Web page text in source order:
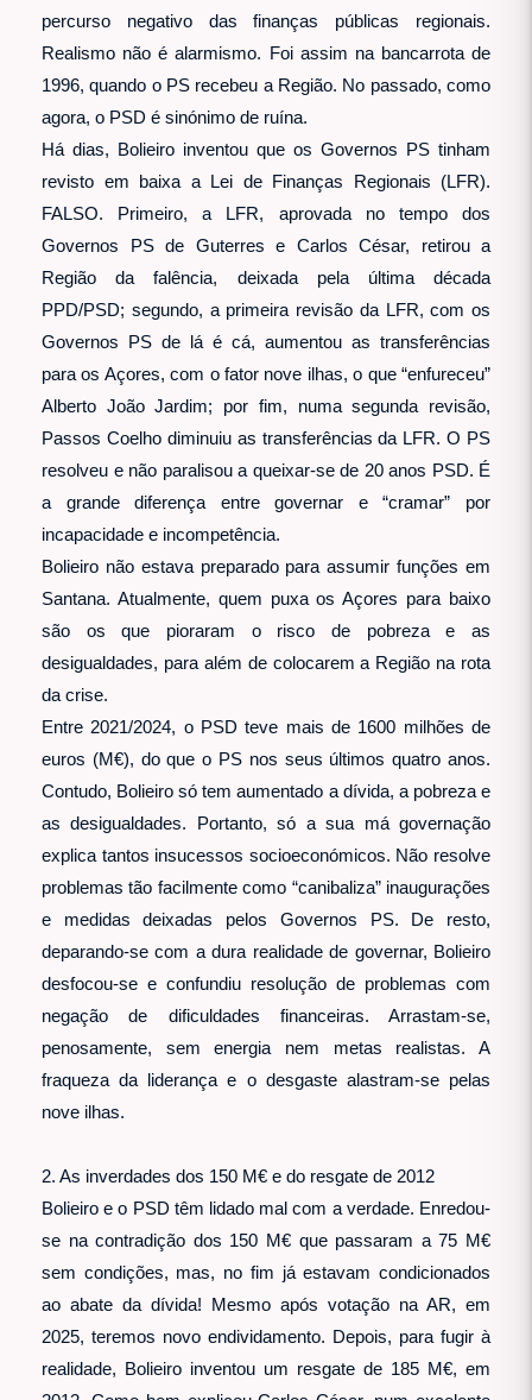
percurso negativo das finanças públicas regionais.
Realismo não é alarmismo. Foi assim na bancarrota de
1996, quando o PS recebeu a Região. No passado, como
agora, o PSD é sinónimo de ruína.
Há dias, Bolieiro inventou que os Governos PS tinham
revisto em baixa a Lei de Finanças Regionais (LFR).
FALSO. Primeiro, a LFR, aprovada no tempo dos
Governos PS de Guterres e Carlos César, retirou a
Região da falência, deixada pela última década
PPD/PSD; segundo, a primeira revisão da LFR, com os
Governos PS de lá é cá, aumentou as transferências
para os Açores, com o fator nove ilhas, o que “enfureceu”
Alberto João Jardim; por fim, numa segunda revisão,
Passos Coelho diminuiu as transferências da LFR. O PS
resolveu e não paralisou a queixar-se de 20 anos PSD. É
a grande diferença entre governar e “cramar” por
incapacidade e incompetência.
Bolieiro não estava preparado para assumir funções em
Santana. Atualmente, quem puxa os Açores para baixo
são os que pioraram o risco de pobreza e as
desigualdades, para além de colocarem a Região na rota
da crise.
Entre 2021/2024, o PSD teve mais de 1600 milhões de
euros (M€), do que o PS nos seus últimos quatro anos.
Contudo, Bolieiro só tem aumentado a dívida, a pobreza e
as desigualdades. Portanto, só a sua má governação
explica tantos insucessos socioeconómicos. Não resolve
problemas tão facilmente como “canibaliza” inaugurações
e medidas deixadas pelos Governos PS. De resto,
deparando-se com a dura realidade de governar, Bolieiro
desfocou-se e confundiu resolução de problemas com
negação de dificuldades financeiras. Arrastam-se,
penosamente, sem energia nem metas realistas. A
fraqueza da liderança e o desgaste alastram-se pelas
nove ilhas.
2. As inverdades dos 150 M€ e do resgate de 2012
Bolieiro e o PSD têm lidado mal com a verdade. Enredou-
se na contradição dos 150 M€ que passaram a 75 M€
sem condições, mas, no fim já estavam condicionados
ao abate da dívida! Mesmo após votação na AR, em
2025, teremos novo endividamento. Depois, para fugir à
realidade, Bolieiro inventou um resgate de 185 M€, em